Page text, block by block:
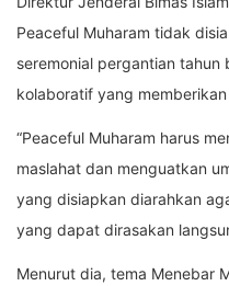
Peaceful Muharam tidak
seremonial pergantian
kolaboratif yang
“Peaceful Muharam harus
maslahat dan menguatkan
yang disiapkan diarahkan
yang dapat dirasakan
Menurut dia, tema Menebar